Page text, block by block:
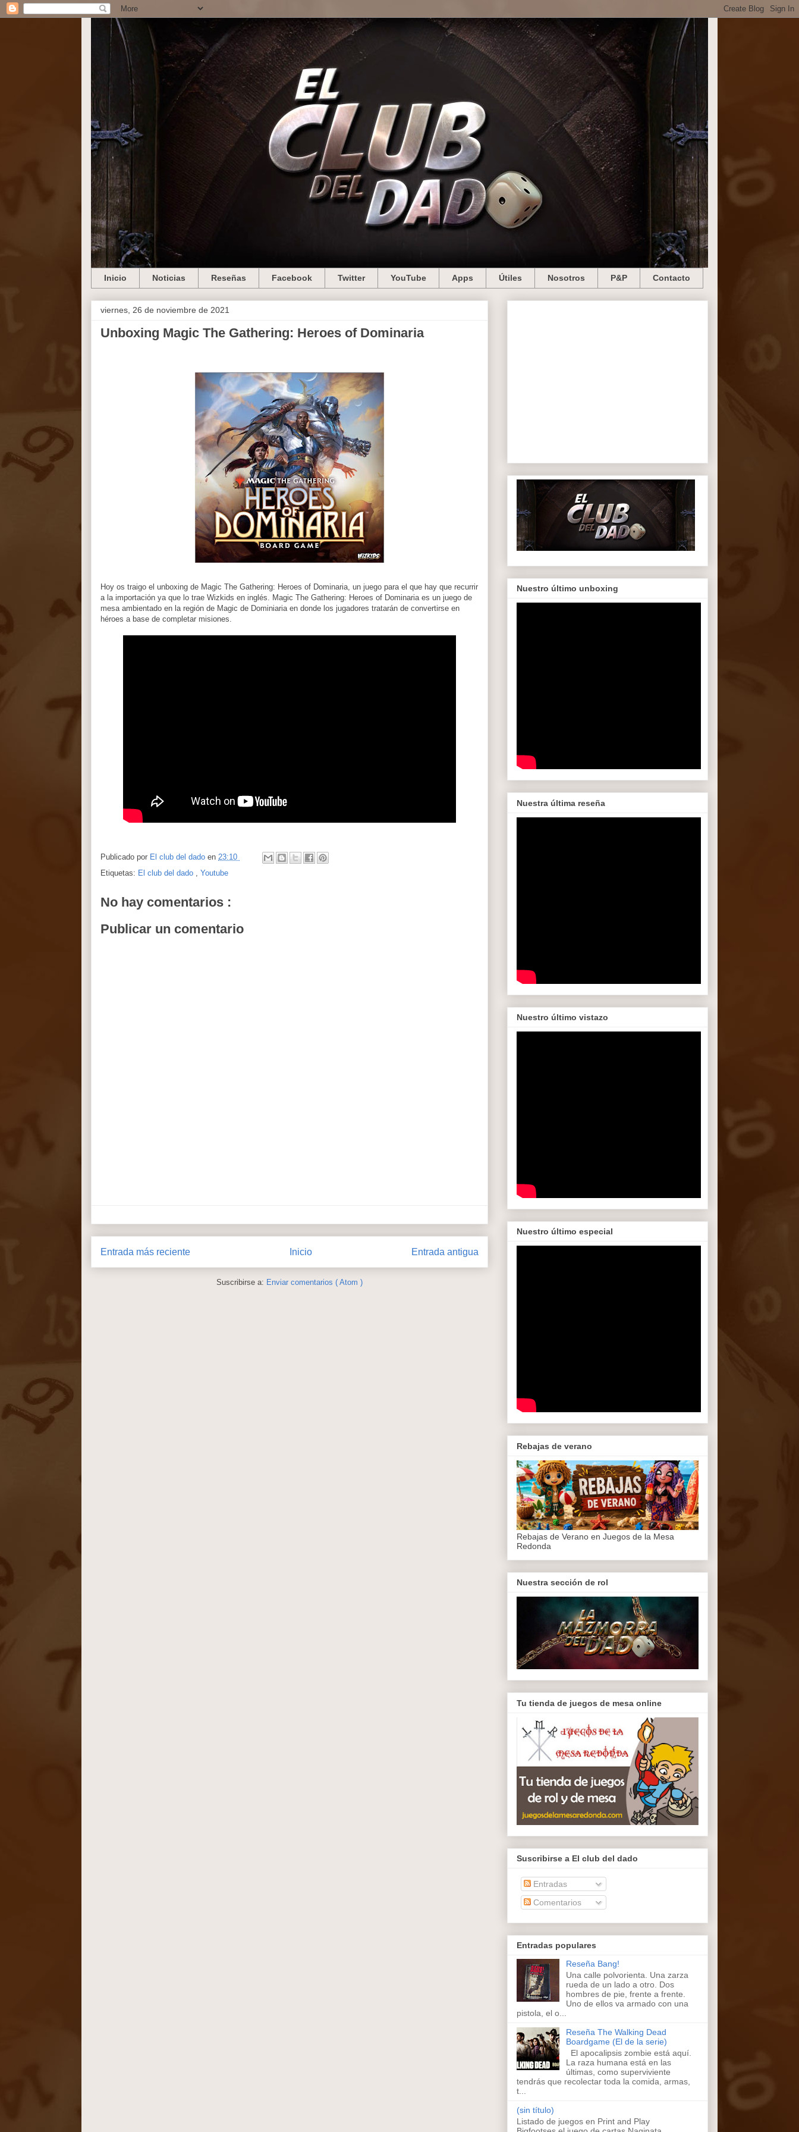
Inicio Noticias Reseñas Facebook Twitter YouTube Apps Útiles Nosotros P&P Contacto
viernes, 26 de noviembre de 2021
Unboxing Magic The Gathering: Heroes of Dominaria
Hoy os traigo el unboxing de Magic The Gathering: Heroes of Dominaria, un juego para el que hay que recurrir
a la importación ya que lo trae Wizkids en inglés. Magic The Gathering: Heroes of Dominaria es un juego de
mesa ambientado en la región de Magic de Dominiaria en donde los jugadores tratarán de convertirse en
héroes a base de completar misiones.
Publicado por El club del dado en 23:10
Etiquetas: El club del dado Youtube
No hay comentarios :
Publicar un comentario
Entrada más reciente Entrada antigua
Inicio
Suscribirse a: Enviar comentarios ( Atom )
Nuestro último unboxing
Nuestra última reseña
Nuestro último vistazo
Nuestro último especial
Rebajas de verano
Rebajas de Verano en Juegos de la Mesa
Redonda
Nuestra sección de rol
Tu tienda de juegos de mesa online
Suscribirse a El club del dado
Entradas
Comentarios
Entradas populares
Reseña Bang!
Una calle polvorienta. Una zarza
rueda de un lado a otro. Dos
hombres de pie, frente a frente.
Uno de ellos va armado con una
pistola, el o...
Reseña The Walking Dead
Boardgame (El de la serie)
El apocalipsis zombie está aquí.
La raza humana está en las
últimas, como superviviente
tendrás que recolectar toda la comida, armas,
t...
(sin título)
Listado de juegos en Print and Play